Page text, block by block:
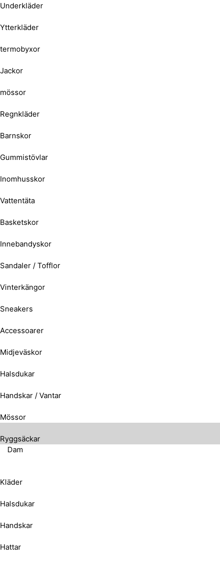
Underkläder
Ytterkläder
termobyxor
Jackor
mössor
Regnkläder
Barnskor
Gummistövlar
Inomhusskor
Vattentäta
Basketskor
Innebandyskor
Sandaler / Tofflor
Vinterkängor
Sneakers
Accessoarer
Midjeväskor
Halsdukar
Handskar / Vantar
Mössor
Ryggsäckar
Dam
Kläder
Halsdukar
Handskar
Hattar